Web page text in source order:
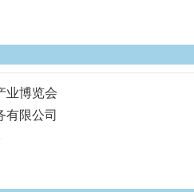
业博览会
有限公司